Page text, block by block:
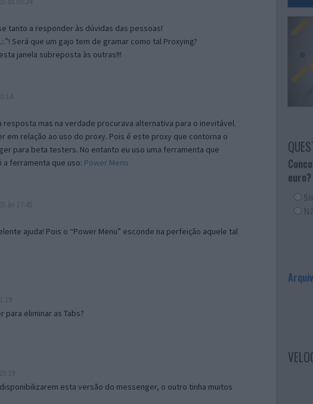
tanto a responder às dúvidas das pessoas!
Será que um gajo tem de gramar como tal Proxying?
janela subreposta às outras!!!
mas na verdade procurava alternativa para o inevitável.
em relação ao uso do proxy. Pois é este proxy que contorna o
para beta testers. No entanto eu uso uma ferramenta que
ferramenta que uso: Power Menu
ajuda! Pois o “Power Menu” esconde na perfeição aquele tal
para eliminar as Tabs?
esta versão do messenger, o outro tinha muitos
euro?